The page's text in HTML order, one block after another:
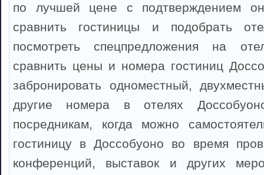
по лучшей цене с подтверждением
сравнить гостиницы и подобрать
посмотреть спецпредложения на
сравнить цены и номера гостиниц
забронировать одноместный,
другие номера в отелях
посредникам, когда можно
гостиницу в Доссобуоно во время
конференций, выставок и других